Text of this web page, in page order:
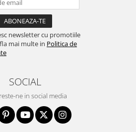
newsletter cu promotiile
mai multe in Politica de
SOCIAL
ne in social media